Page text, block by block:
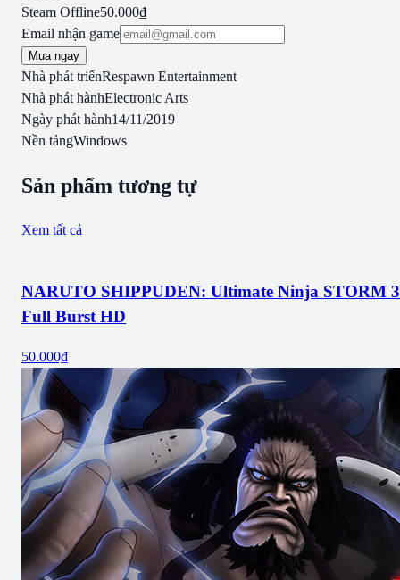
Steam Offline50.000₫
Email nhận game
Mua ngay
Nhà phát triểnRespawn Entertainment
Nhà phát hànhElectronic Arts
Ngày phát hành14/11/2019
Nền tảngWindows
Sản phẩm tương tự
Xem tất cả
NARUTO SHIPPUDEN: Ultimate Ninja STORM 3
Full Burst HD
50.000₫